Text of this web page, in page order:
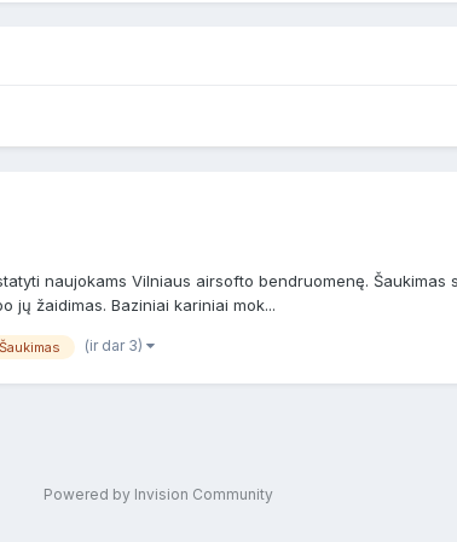
naujokams Vilniaus airsofto bendruomenę.
jų žaidimas. Baziniai kariniai mok...
(ir dar 3)
Powered by Invision Community